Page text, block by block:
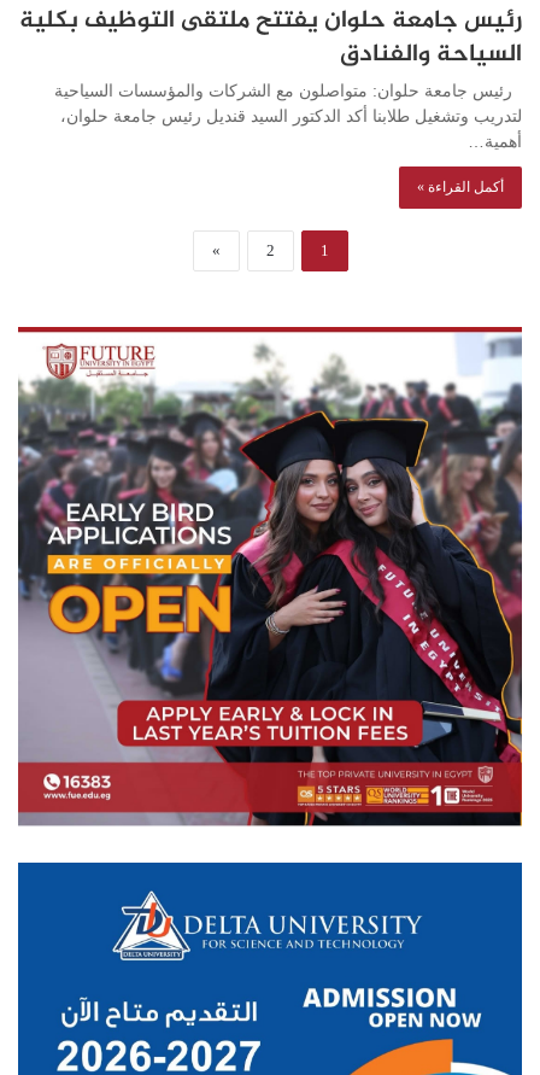
رئيس جامعة حلوان يفتتح ملتقى التوظيف بكلية
السياحة والفنادق
رئيس جامعة حلوان: متواصلون مع الشركات والمؤسسات السياحية
لتدريب وتشغيل طلابنا أكد الدكتور السيد قنديل رئيس جامعة حلوان،
أهمية…
أكمل القراءة »
1
2
»